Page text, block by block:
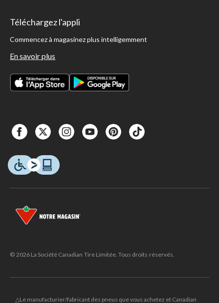
Téléchargez l'appli
Commencez à magasinez plus intelligemment
En savoir plus
© 2026 La Société Canadian Tire Limitée. Tous droits réservés.
△Le manufacturier/fabricant des pneus que vous achetez et Canadian